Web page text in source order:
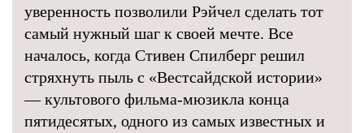
уверенность позволили Рэйчел сделать тот
самый нужный шаг к своей мечте. Все
началось, когда Стивен Спилберг решил
стряхнуть пыль с «Вестсайдской истории»
— культового фильма-мюзикла конца
пятидесятых, одного из самых известных и